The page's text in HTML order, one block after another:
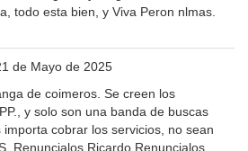
todo esta bien, y Viva Peron nlmas.
de Mayo de 2025
de coimeros. Se creen los
y solo son una banda de buscas
cobrar los servicios, no sean
Renuncialos Ricardo Renuncialos,